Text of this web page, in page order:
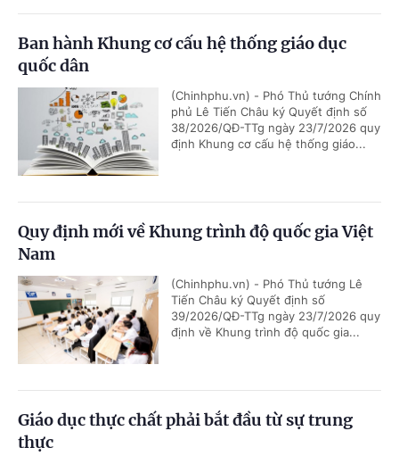
Ban hành Khung cơ cấu hệ thống giáo dục
quốc dân
(Chinhphu.vn) - Phó Thủ tướng Chính
phủ Lê Tiến Châu ký Quyết định số
38/2026/QĐ-TTg ngày 23/7/2026 quy
định Khung cơ cấu hệ thống giáo...
Quy định mới về Khung trình độ quốc gia Việt
Nam
(Chinhphu.vn) - Phó Thủ tướng Lê
Tiến Châu ký Quyết định số
39/2026/QĐ-TTg ngày 23/7/2026 quy
định về Khung trình độ quốc gia...
Giáo dục thực chất phải bắt đầu từ sự trung
thực